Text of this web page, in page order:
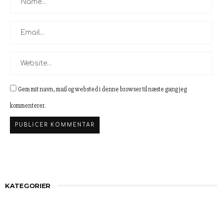
Gem mit navn, mail og websted i denne browser til næste gang jeg
kommenterer.
KATEGORIER